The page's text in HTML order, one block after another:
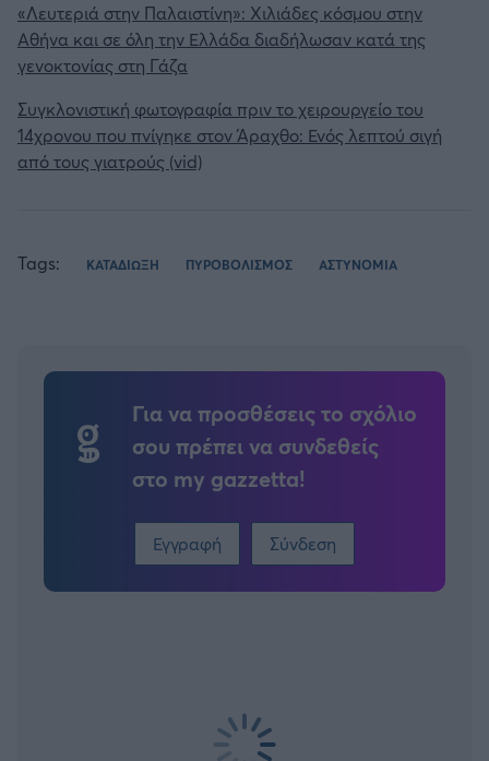
«Λευτεριά στην Παλαιστίνη»: Χιλιάδες κόσμου στην
Αθήνα και σε όλη την Ελλάδα διαδήλωσαν κατά της
γενοκτονίας στη Γάζα
Συγκλονιστική φωτογραφία πριν το χειρουργείο του
14χρονου που πνίγηκε στον Άραχθο: Ενός λεπτού σιγή
από τους γιατρούς (vid)
Tags: ΚΑΤΑΔΙΩΞΗ ΠΥΡΟΒΟΛΙΣΜΟΣ ΑΣΤΥΝΟΜΙΑ
Για να προσθέσεις το σχόλιο
σου πρέπει να συνδεθείς
στο my gazzetta!
Εγγραφή Σύνδεση